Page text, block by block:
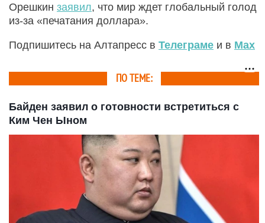
Орешкин заявил, что мир ждет глобальный голод
из-за «печатания доллара».
Подпишитесь на Алтапресс в Телеграме и в Max
ПО ТЕМЕ:
Байден заявил о готовности встретиться с
Ким Чен Ыном